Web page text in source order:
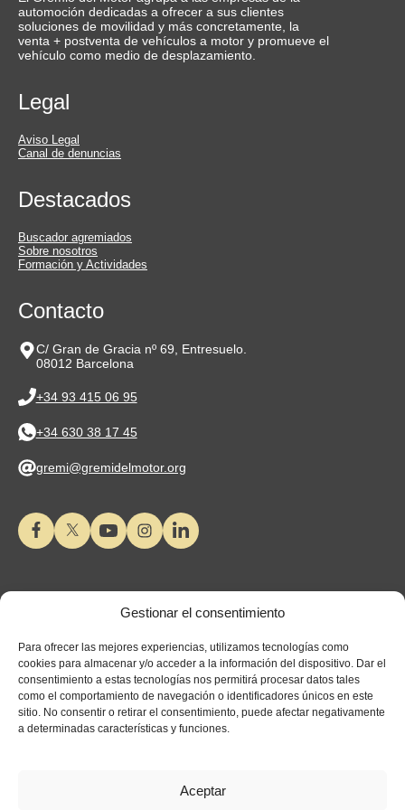
Gestionar el consentimiento
Para ofrecer las mejores experiencias, utilizamos tecnologías como
cookies para almacenar y/o acceder a la información del dispositivo. Dar el
consentimiento a estas tecnologías nos permitirá procesar datos tales
como el comportamiento de navegación o identificadores únicos en este
sitio. No consentir o retirar el consentimiento, puede afectar negativamente
a determinadas características y funciones.
Aceptar
automoción dedicadas a ofrecer a sus clientes
soluciones de movilidad y más concretamente, la
venta + postventa de vehículos a motor y promueve el
vehículo como medio de desplazamiento.
Legal
Aviso Legal
Canal de denuncias
Destacados
Buscador agremiados
Sobre nosotros
Formación y Actividades
Contacto
C/ Gran de Gracia nº 69, Entresuelo.
08012 Barcelona
+34 93 415 06 95
+34 630 38 17 45
gremi@gremidelmotor.org